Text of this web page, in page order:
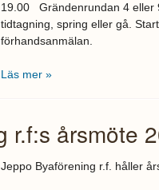
19.00 Grändenrundan 4 eller
tidtagning, spring eller gå.
förhandsanmälan.
Läs mer »
r.f:s årsmöte
Jeppo Byaförening r.f. håller